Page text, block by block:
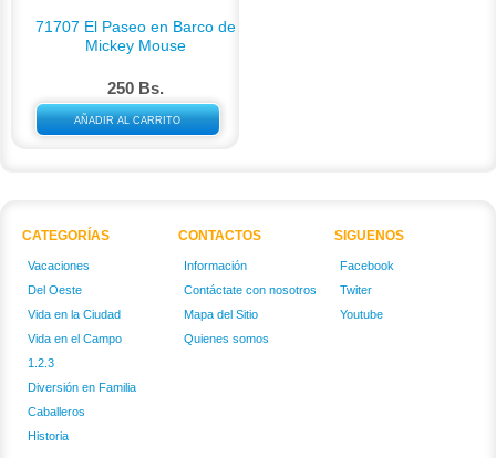
71707 El Paseo en Barco de
Mickey Mouse
250 Bs.
AÑADIR AL CARRITO
CATEGORÍAS
Vacaciones
Del Oeste
Vida en la Ciudad
Vida en el Campo
1.2.3
Diversión en Familia
Caballeros
Historia
CONTACTOS
Información
Contáctate con nosotros
Mapa del Sitio
Quienes somos
SIGUENOS
Facebook
Twiter
Youtube